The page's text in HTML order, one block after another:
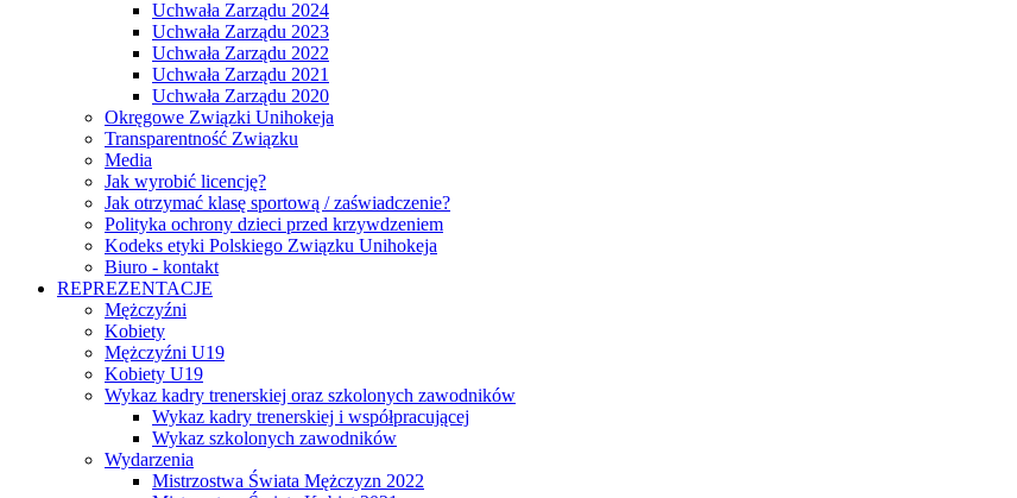
Uchwała Zarządu 2024
Uchwała Zarządu 2023
Uchwała Zarządu 2022
Uchwała Zarządu 2021
Uchwała Zarządu 2020
Okręgowe Związki Unihokeja
Transparentność Związku
Media
Jak wyrobić licencję?
Jak otrzymać klasę sportową / zaświadczenie?
Polityka ochrony dzieci przed krzywdzeniem
Kodeks etyki Polskiego Związku Unihokeja
Biuro - kontakt
REPREZENTACJE
Mężczyźni
Kobiety
Mężczyźni U19
Kobiety U19
Wykaz kadry trenerskiej oraz szkolonych zawodników
Wykaz kadry trenerskiej i współpracującej
Wykaz szkolonych zawodników
Wydarzenia
Mistrzostwa Świata Mężczyzn 2022